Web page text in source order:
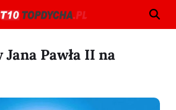
Jana Pawła II na